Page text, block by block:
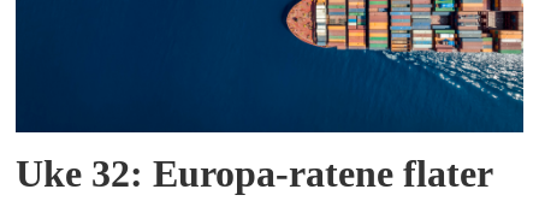
Uke 32: Europa-ratene flater